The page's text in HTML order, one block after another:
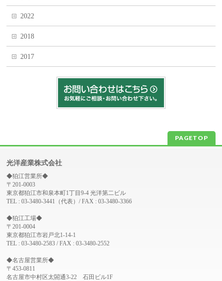
2022
2018
2017
PAGETOP
光洋産業株式会社
◆狛江営業所◆
〒201-0003
東京都狛江市和泉本町1丁目9-4 光洋第二ビル
TEL : 03-3480-3441（代表）/ FAX : 03-3480-3366
◆狛江工場◆
〒201-0004
東京都狛江市岩戸北1-14-1
TEL : 03-3480-2583 / FAX : 03-3480-2552
◆名古屋営業所◆
〒453-0811
名古屋市中村区太閤通3-22 石田ビル1F